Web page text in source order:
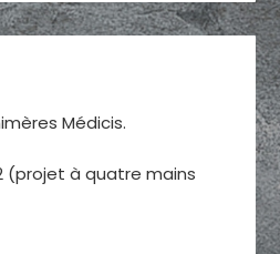
Médicis.
(projet à quatre mains